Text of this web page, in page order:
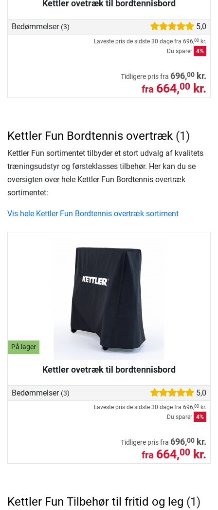
Kettler ovetræk til bordtennisbord
Bedømmelser (3) 5,0
Laveste pris de sidste 30 dage fra 696,00 kr.
Du sparer 4%
Tidligere pris fra 696,00 kr.
fra 664,00 kr.
På lager
Kettler ovetræk til bordtennisbord
Bedømmelser (3) 5,0
Laveste pris de sidste 30 dage fra 696,00 kr.
Du sparer 4%
Tidligere pris fra 696,00 kr.
fra 664,00 kr.
Kettler Fun Bordtennis overtræk (1)
Kettler Fun sortimentet tilbyder et stort udvalg af kvalitets
træningsudstyr og førsteklasses tilbehør. Her kan du se
oversigten over hele Kettler Fun Bordtennis overtræk
sortimentet:
Vis hele Kettler Fun Bordtennis overtræk sortiment
Kettler Fun Tilbehør til fritid og leg (1)